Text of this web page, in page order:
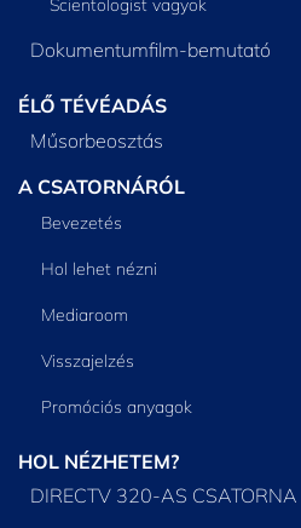
Scientologist vagyok
Dokumentumfilm-bemutató
ÉLŐ TÉVÉADÁS
Műsorbeosztás
A CSATORNÁRÓL
Bevezetés
Hol lehet nézni
Mediaroom
Visszajelzés
Promóciós anyagok
HOL NÉZHETEM?
DIRECTV 320-AS CSATORNA